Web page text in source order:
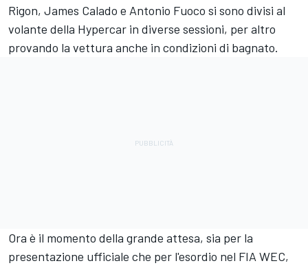
Rigon, James Calado e Antonio Fuoco si sono divisi al
volante della Hypercar in diverse sessioni, per altro
provando la vettura anche in condizioni di bagnato.
Ora è il momento della grande attesa, sia per la
presentazione ufficiale che per l'esordio nel FIA WEC,